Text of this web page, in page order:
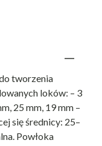
tworzenia
loków: – 3
25 mm, 19 mm –
się średnicy: 25–
Powłoka